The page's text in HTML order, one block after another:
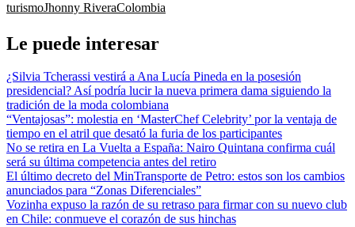
turismoJhonny RiveraColombia
Le puede interesar
¿Silvia Tcherassi vestirá a Ana Lucía Pineda en la posesión
presidencial? Así podría lucir la nueva primera dama siguiendo la
tradición de la moda colombiana
“Ventajosas”: molestia en ‘MasterChef Celebrity’ por la ventaja de
tiempo en el atril que desató la furia de los participantes
No se retira en La Vuelta a España: Nairo Quintana confirma cuál
será su última competencia antes del retiro
El último decreto del MinTransporte de Petro: estos son los cambios
anunciados para “Zonas Diferenciales”
Vozinha expuso la razón de su retraso para firmar con su nuevo club
en Chile: conmueve el corazón de sus hinchas